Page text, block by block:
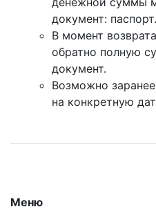
Меню
документ: паспорт.
В момент
обратно полную
документ.
Возможно
на конкретную